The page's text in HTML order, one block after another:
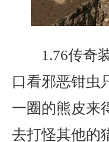
1.76传奇
口看邪恶钳虫
一圈的熊皮
去打怪其他的